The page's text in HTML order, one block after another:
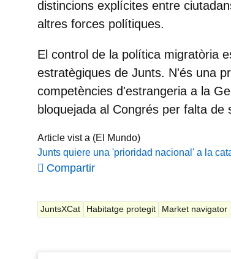
distincions explícites entre
altres forces polítiques.
El control de la política migratòria
estratègiques de Junts. N'és una
competències d'estrangeria a la
bloquejada al Congrés per falta de
Article vist a (El Mundo)
Junts quiere una 'prioridad nacional' a la
Compartir
JuntsXCat Habitatge protegit Market navigator